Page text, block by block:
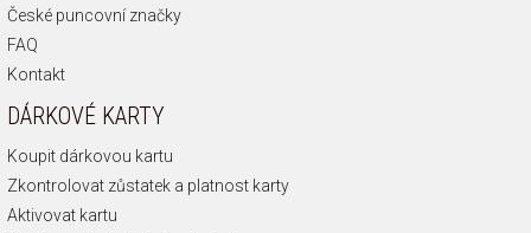
České puncovní značky
FAQ
Kontakt
DÁRKOVÉ KARTY
Koupit dárkovou kartu
Zkontrolovat zůstatek a platnost karty
Aktivovat kartu